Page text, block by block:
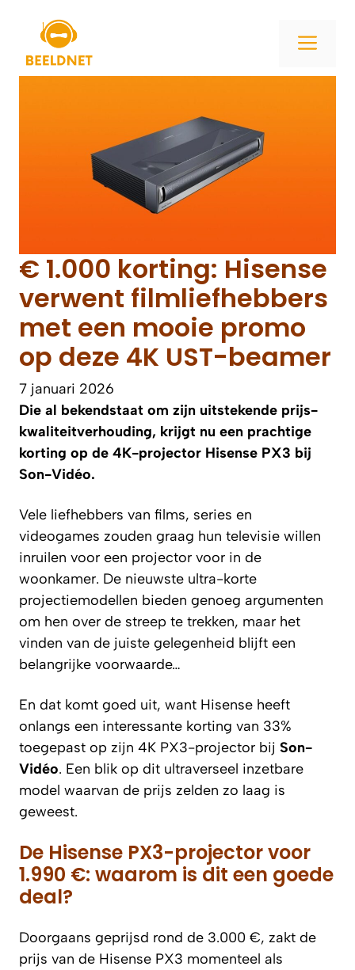
inhoud
€ 1.000 korting: Hisense
verwent filmliefhebbers
met een mooie promo
op deze 4K UST-beamer
7 januari 2026
Die al bekendstaat om zijn uitstekende prijs-
kwaliteitverhouding, krijgt nu een prachtige
korting op de 4K-projector Hisense PX3 bij
Son-Vidéo.
Vele liefhebbers van films, series en
videogames zouden graag hun televisie willen
inruilen voor een projector voor in de
woonkamer. De nieuwste ultra-korte
projectiemodellen bieden genoeg argumenten
om hen over de streep te trekken, maar het
vinden van de juiste gelegenheid blijft een
belangrijke voorwaarde…
En dat komt goed uit, want Hisense heeft
onlangs een interessante korting van 33%
toegepast op zijn 4K PX3-projector bij Son-
Vidéo. Een blik op dit ultraverseel inzetbare
model waarvan de prijs zelden zo laag is
geweest.
De Hisense PX3-projector voor
1.990 €: waarom is dit een goede
deal?
Doorgaans geprijsd rond de 3.000 €, zakt de
prijs van de Hisense PX3 momenteel als